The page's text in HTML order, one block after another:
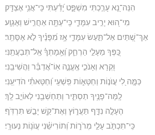
הִנֵּה־נָ֭א עָרַ֣כְתִּי מִשְׁפָּ֑ט יָ֝דַ֗עְתִּי כִּֽי־אֲנִ֥י אֶצְדָּֽק׃
מִי־ה֭וּא יָרִ֣יב עִמָּדִ֑י כִּֽי־עַתָּ֖ה אַחֲרִ֣ישׁ וְאֶגְוָֽע׃
אַךְ־שְׁ֭תַּיִם אַל־תַּ֣עַשׂ עִמָּדִ֑י אָ֥ז מִ֝פָּנֶ֗יךָ לֹ֣א אֶסָּתֵֽר׃
כַּ֭פְּךָ מֵעָלַ֣י הַרְחַ֑ק וְ֝אֵ֥מָתְךָ֗ אַֽל־תְּבַעֲתַֽנִּי׃
וּ֭קְרָא וְאָנֹכִ֣י אֶֽעֱנֶ֑ה אֽוֹ־אֲ֝דַבֵּ֗ר וַהֲשִׁיבֵֽנִי׃
כַּמָּ֣ה לִ֭י עֲוֺנ֣וֹת וְחַטָּא֑וֹת פִּֽשְׁעִ֥י וְ֝חַטָּאתִ֗י הֹדִיעֵֽנִי׃
לָֽמָּה־פָנֶ֥יךָ תַסְתִּ֑יר וְתַחְשְׁבֵ֖נִי לְאוֹיֵ֣ב לָֽךְ׃
הֶעָלֶ֣ה נִדָּ֣ף תַּעֲר֑וֹץ וְאֶת־קַ֖שׁ יָבֵ֣שׁ תִּרְדֹּֽף׃
כִּֽי־תִכְתֹּ֣ב עָלַ֣י מְרֹר֑וֹת וְ֝תוֹרִישֵׁ֗נִי עֲוֺנ֥וֹת נְעוּרָֽי׃